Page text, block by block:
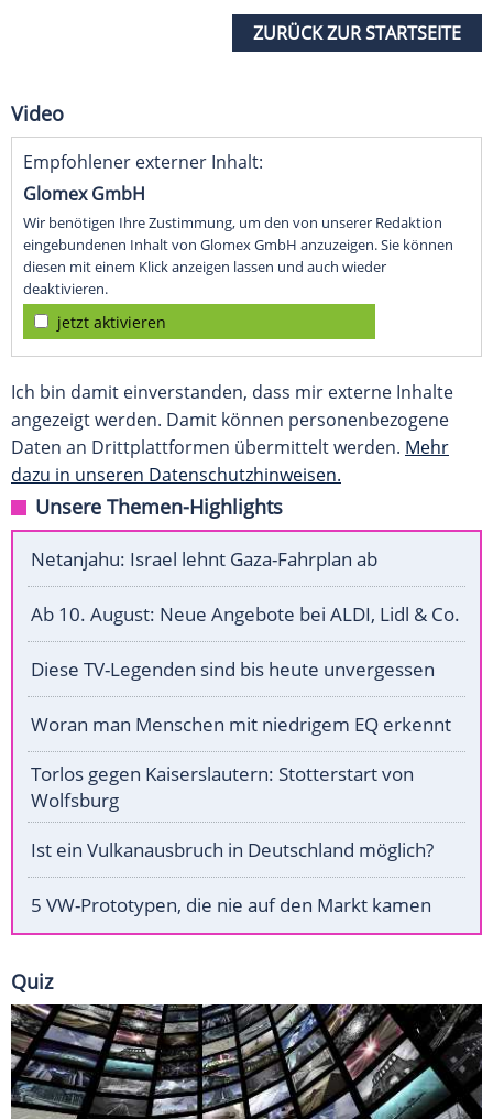
ZURÜCK ZUR STARTSEITE
Video
Empfohlener externer Inhalt:
Glomex GmbH
Wir benötigen Ihre Zustimmung, um den von unserer Redaktion
eingebundenen Inhalt von Glomex GmbH anzuzeigen. Sie können
diesen mit einem Klick anzeigen lassen und auch wieder
deaktivieren.
jetzt aktivieren
Ich bin damit einverstanden, dass mir externe Inhalte
angezeigt werden. Damit können personenbezogene
Daten an Drittplattformen übermittelt werden. Mehr
dazu in unseren Datenschutzhinweisen.
Unsere Themen-Highlights
Netanjahu: Israel lehnt Gaza-Fahrplan ab
Ab 10. August: Neue Angebote bei ALDI, Lidl & Co.
Diese TV-Legenden sind bis heute unvergessen
Woran man Menschen mit niedrigem EQ erkennt
Torlos gegen Kaiserslautern: Stotterstart von
Wolfsburg
Ist ein Vulkanausbruch in Deutschland möglich?
5 VW-Prototypen, die nie auf den Markt kamen
Quiz